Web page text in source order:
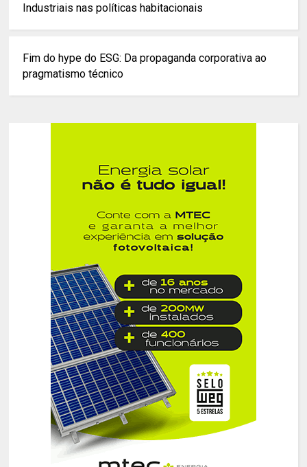
Industriais nas políticas habitacionais
Fim do hype do ESG: Da propaganda corporativa ao
pragmatismo técnico